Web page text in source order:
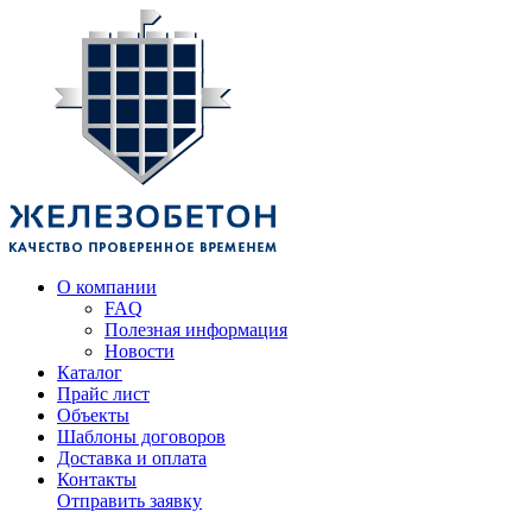
О компании
FAQ
Полезная информация
Новости
Каталог
Прайс лист
Объекты
Шаблоны договоров
Доставка и оплата
Контакты
Отправить заявку